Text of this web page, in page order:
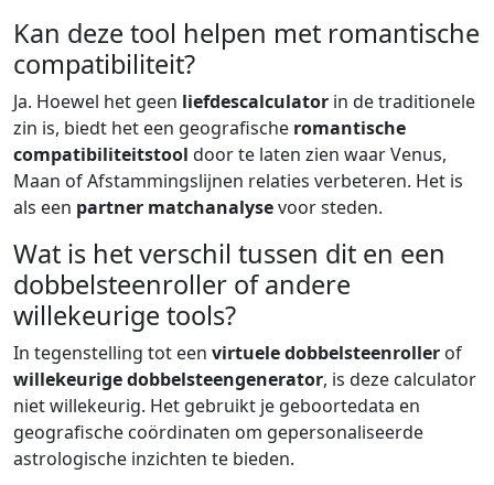
Kan deze tool helpen met romantische
compatibiliteit?
Ja. Hoewel het geen liefdescalculator in de traditionele
zin is, biedt het een geografische romantische
compatibiliteitstool door te laten zien waar Venus,
Maan of Afstammingslijnen relaties verbeteren. Het is
als een partner matchanalysevoor steden.
Wat is het verschil tussen dit en een
dobbelsteenroller of andere
willekeurige tools?
In tegenstelling tot een virtuele dobbelsteenroller of
willekeurige dobbelsteengenerator, is deze calculator
niet willekeurig. Het gebruikt je geboortedata en
geografische coördinaten om gepersonaliseerde
astrologische inzichten te bieden.